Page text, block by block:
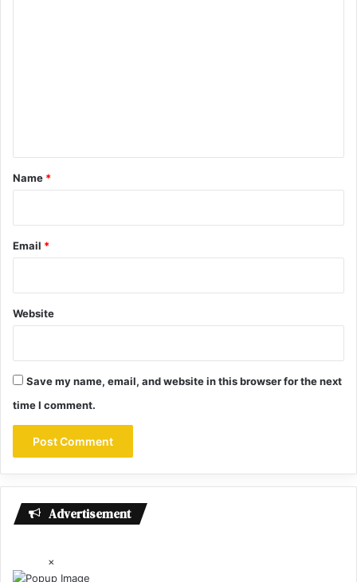
*
Name *
Email *
Website
Save my name, email, and website in this browser for the next
time I comment.
Advertisement
×